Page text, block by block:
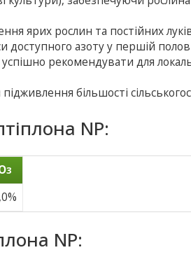
ярих рослин та постійних
доступного азоту у першій
рекомендувати для
більшості
NP:
3
NP: